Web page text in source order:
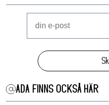
ADA FINNS OCKSÅ HÄR